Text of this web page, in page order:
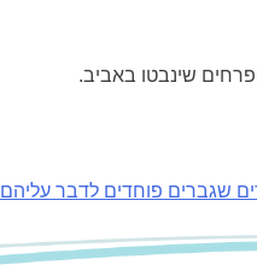
שינבטו באביב.
שגברים פוחדים לדבר עליהם